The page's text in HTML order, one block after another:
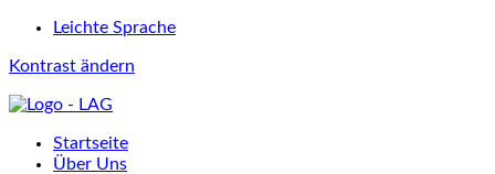
Leichte Sprache
Kontrast ändern
Startseite
Über Uns